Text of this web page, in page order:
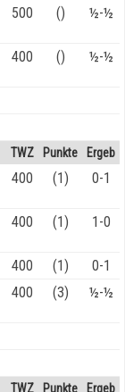
500 () ½-½
400 () ½-½
TWZ Punkte Ergeb
400 (1) 0-1
400 (1) 1-0
400 (1)
0-1
400 (3) ½-½
TWZ Punkte Ergeb